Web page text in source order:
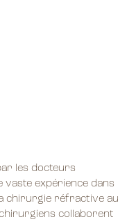
les docteurs
vaste expérience dans
chirurgie réfractive au
collaborent